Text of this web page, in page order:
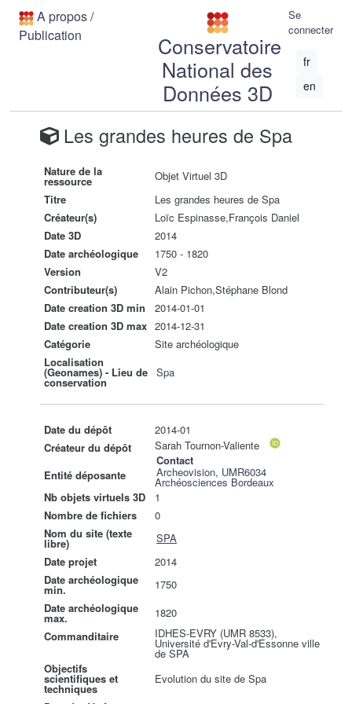
A propos/
Publication
Conservatoire
National des
Données 3D
Se
connecter
fr
en
Les grandes heures de Spa
Nature de la
ressource
Objet Virtuel 3D
Titre
Les grandes heures de Spa
Créateur(s)
Loïc Espinasse,François Daniel
Date 3D
2014
Date archéologique
1750 - 1820
Version
V2
Contributeur(s)
Alain Pichon,Stéphane Blond
Date creation 3D min
2014-01-01
Date creation 3D max 2014-12-31
Catégorie
Site archéologique
Localisation
(Geonames) - Lieu de
conservation
Spa
Date du dépôt
2014-01
Créateur du dépôt
Sarah Tournon-Valiente
Contact
Entité déposante
Archeovision, UMR6034
Archéosciences Bordeaux
Nb objets virtuels 3D
1
Nombre de fichiers
0
Nom du site (texte
libre)
SPA
Date projet
2014
Date archéologique
min.
1750
Date archéologique
max.
1820
Commanditaire
IDHES-EVRY (UMR 8533),
Université d'Evry-Val-d'Essonne ville
de SPA
Objectifs
scientifiques et
techniques
Evolution du site de Spa